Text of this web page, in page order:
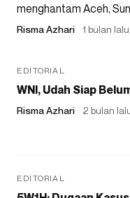
menghantam Aceh,
Risma Azhari 1 bulan lalu
EDITORIAL
WNI, Udah Siap
Risma Azhari 2 bulan
EDITORIAL